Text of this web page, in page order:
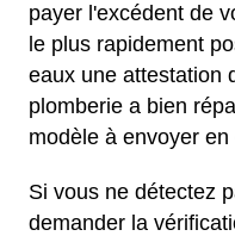
payer l'excédent de
le plus rapidement
eaux une attestation
plomberie a bien
modèle à envoyer en
Si vous ne détectez
demander la